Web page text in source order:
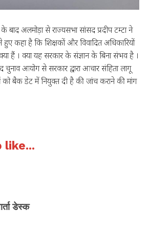
अलमोड़ा से राज्यसभा सांसद प्रदीप टम्टा ने
कहा है कि शिक्षकों और विवादित अधिकारियों
हैं । क्या यह सरकार के संज्ञान के बिना संभव है ।
आयोग से सरकार द्वारा आचार संहिता लागू
को बैक डेट में नियुक्त दी है की जांच कराने की मांग
like...
डेस्क